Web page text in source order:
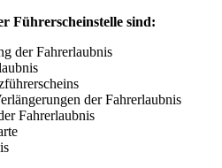
Führerscheinstelle sind:
der Fahrerlaubnis
der Fahrerlaubnis
Fahrerlaubnis